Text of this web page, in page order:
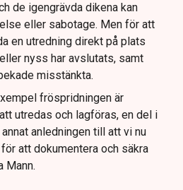
de igengrävda dikena kan
eller sabotage. Men för att
en utredning direkt på plats
nyss har avslutats, samt
misstänkta.
fröspridningen är
utredas och lagföras, en del i
anledningen till att vi nu
att dokumentera och säkra
Mann.